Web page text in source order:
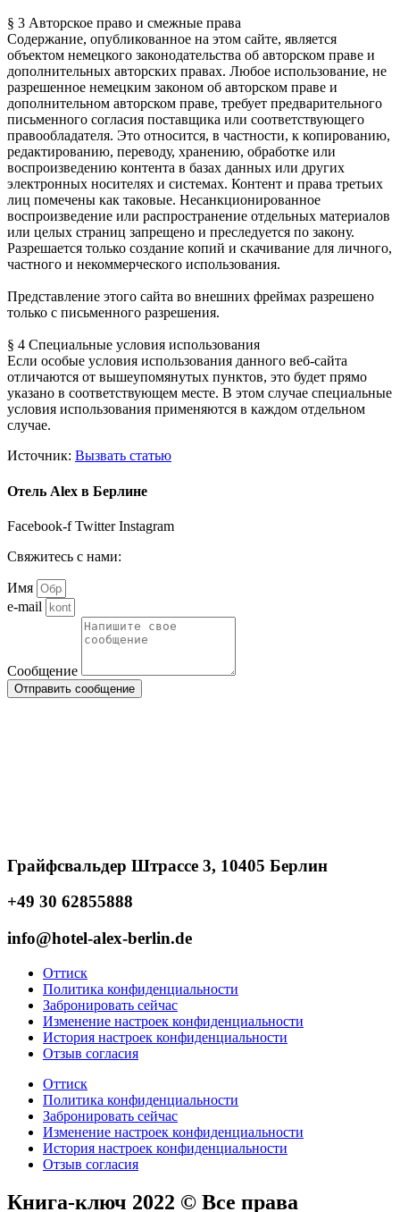
§ 3 Авторское право и смежные права
Содержание, опубликованное на этом сайте, является
объектом немецкого законодательства об авторском праве и
дополнительных авторских правах. Любое использование, не
разрешенное немецким законом об авторском праве и
дополнительном авторском праве, требует предварительного
письменного согласия поставщика или соответствующего
правообладателя. Это относится, в частности, к копированию,
редактированию, переводу, хранению, обработке или
воспроизведению контента в базах данных или других
электронных носителях и системах. Контент и права третьих
лиц помечены как таковые. Несанкционированное
воспроизведение или распространение отдельных материалов
или целых страниц запрещено и преследуется по закону.
Разрешается только создание копий и скачивание для личного,
частного и некоммерческого использования.
Представление этого сайта во внешних фреймах разрешено
только с письменного разрешения.
§ 4 Специальные условия использования
Если особые условия использования данного веб-сайта
отличаются от вышеупомянутых пунктов, это будет прямо
указано в соответствующем месте. В этом случае специальные
условия использования применяются в каждом отдельном
случае.
Источник: Вызвать статью
Отель Alex в Берлине
Facebook-f Twitter Instagram
Свяжитесь с нами:
Имя
e-mail
Сообщение
Отправить сообщение
Грайфсвальдер Штрассе 3, 10405 Берлин
+49 30 62855888
info@hotel-alex-berlin.de
Оттиск
Политика конфиденциальности
Забронировать сейчас
Изменение настроек конфиденциальности
История настроек конфиденциальности
Отзыв согласия
Оттиск
Политика конфиденциальности
Забронировать сейчас
Изменение настроек конфиденциальности
История настроек конфиденциальности
Отзыв согласия
Книга-ключ 2022 © Все права